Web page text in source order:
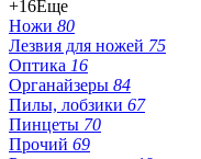
+16Еще
Ножи 80
Лезвия для ножей 75
Оптика 16
Органайзеры 84
Пилы, лобзики 67
Пинцеты 70
Прочий 69